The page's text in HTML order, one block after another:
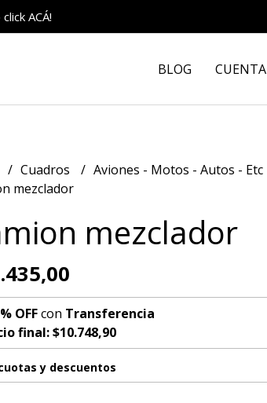
ACÁ!
BLOG CUENTA
Cuadros
Aviones - Motos - Autos - Etc
mezclador
mezclador
OFFcon Transferencia
final:$10.748,90
y descuentos